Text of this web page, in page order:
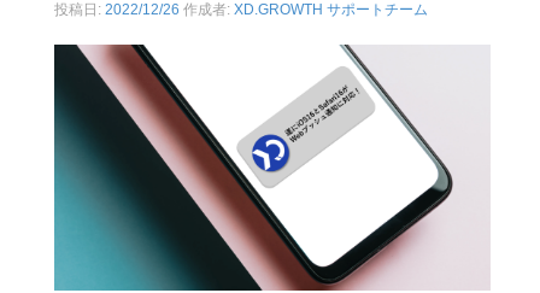
投稿日: 2022/12/26 作成者: XD.GROWTH サポートチーム